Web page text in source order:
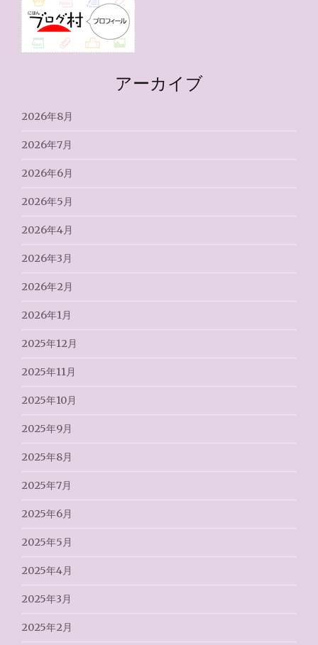
アーカイブ
2026年8月
2026年7月
2026年6月
2026年5月
2026年4月
2026年3月
2026年2月
2026年1月
2025年12月
2025年11月
2025年10月
2025年9月
2025年8月
2025年7月
2025年6月
2025年5月
2025年4月
2025年3月
2025年2月